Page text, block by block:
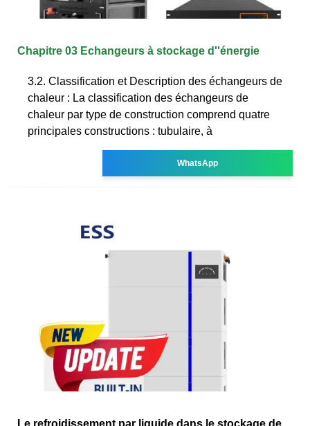
Chapitre 03 Echangeurs à stockage d''énergie
3.2. Classification et Description des échangeurs de
chaleur : La classification des échangeurs de
chaleur par type de construction comprend quatre
principales constructions : tubulaire, à
WhatsApp
Le refroidissement par liquide dans le stockage de